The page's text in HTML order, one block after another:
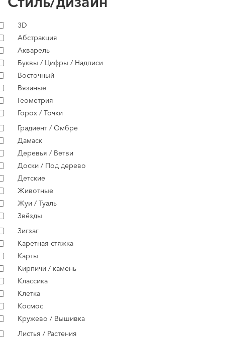
3D
Абстракция
Акварель
Буквы / Цифры / Надписи
Восточный
Вязаные
Геометрия
Горох / Точки
Градиент / Омбре
Дамаск
Деревья / Ветви
Доски / Под дерево
Детские
Животные
Жуи / Туаль
Звёзды
Зигзаг
Каретная стяжка
Карты
Кирпичи / камень
Классика
Клетка
Космос
Кружево / Вышивка
Листья / Растения